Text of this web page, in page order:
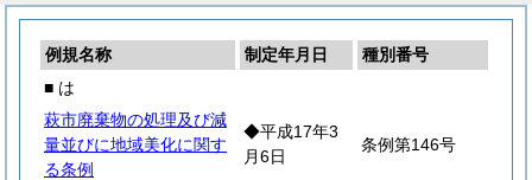
例規名称 制定年月日
種別番号
■ は
萩市廃棄物の処理及び減
量並びに地域美化に関す
る条例
◆平成17年3
月6日
条例第146号